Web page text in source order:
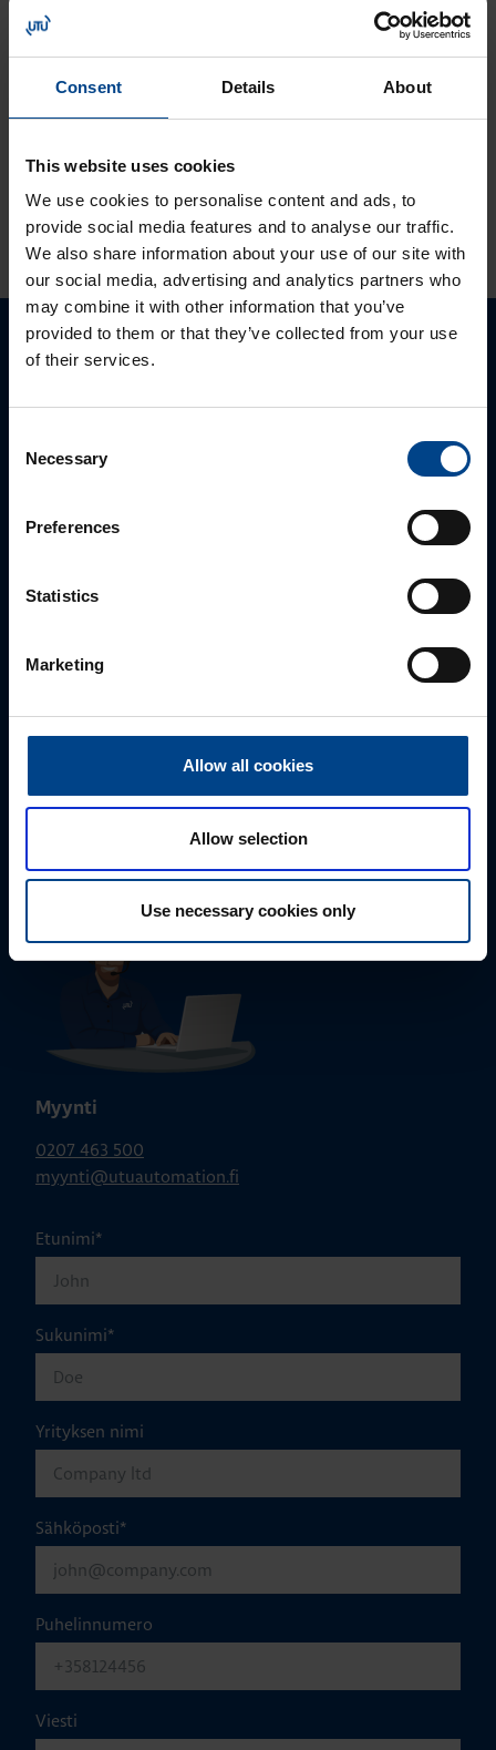
Consent Details About
This website uses cookies
We use cookies to personalise content and ads, to
provide social media features and to analyse our traffic.
We also share information about your use of our site with
our social media, advertising and analytics partners who
may combine it with other information that you’ve
provided to them or that they’ve collected from your use
of their services.
Selection
Necessary
Preferences
Statistics
Marketing
Allow all cookies
Allow selection
Use necessary cookies only
Tutustu ja ota
käyttöön:
KATSO LISÄÄ ARTIKKELEITA
Ota yhteyttä!
sähköpostitse tai verkkolomakkeen kautta.
0207 463 515
Myynti
0207 463 500
myynti@utuautomation.fi
Etunimi*
Sukunimi*
Yrityksen nimi
Sähköposti*
Puhelinnumero
Viesti